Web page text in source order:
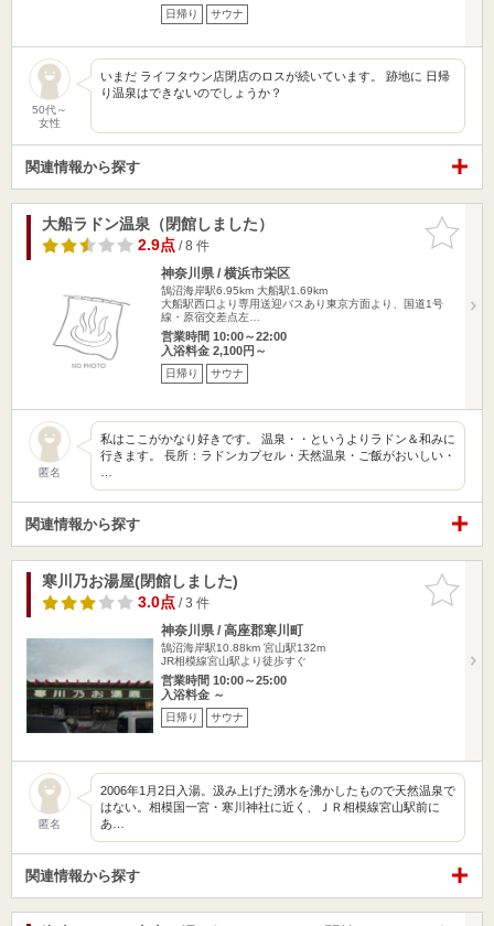
日帰り サウナ
50代～
女性
いまだ ライフタウン店閉店のロスが続いています。 跡地に 日帰
り温泉はできないのでしょうか？
関連情報から探す
お気に入
りに追加
大船ラドン温泉（閉館しました）
2.9点/ 8 件
神奈川県 / 横浜市栄区
鵠沼海岸駅6.95km 大船駅1.69km
大船駅西口より専用送迎バスあり東京方面より、国道1号
線・原宿交差点左…
営業時間 10:00～22:00
入浴料金 2,100円～
日帰り サウナ
匿名
私はここがかなり好きです。 温泉・・というよりラドン＆和みに
行きます。 長所：ラドンカプセル・天然温泉・ご飯がおいしい・
関連情報から探す
お気に入
りに追加
寒川乃お湯屋(閉館しました)
3.0点/ 3 件
神奈川県 / 高座郡寒川町
鵠沼海岸駅10.88km 宮山駅132m
JR相模線宮山駅より徒歩すぐ
営業時間 10:00～25:00
入浴料金 ～
日帰り サウナ
匿名
2006年1月2日入湯。汲み上げた湧水を沸かしたもので天然温泉で
はない。相模国一宮・寒川神社に近く、ＪＲ相模線宮山駅前に
あ…
関連情報から探す